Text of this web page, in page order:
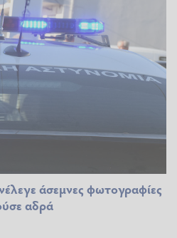
άσεμνες φωτογραφίες
αδρά